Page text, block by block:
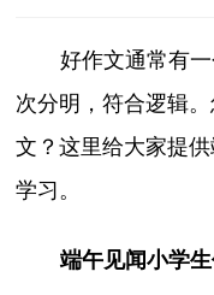
好作文通常有
次分明，符合逻辑
文？这里给大家提
学习。
端午见闻小学